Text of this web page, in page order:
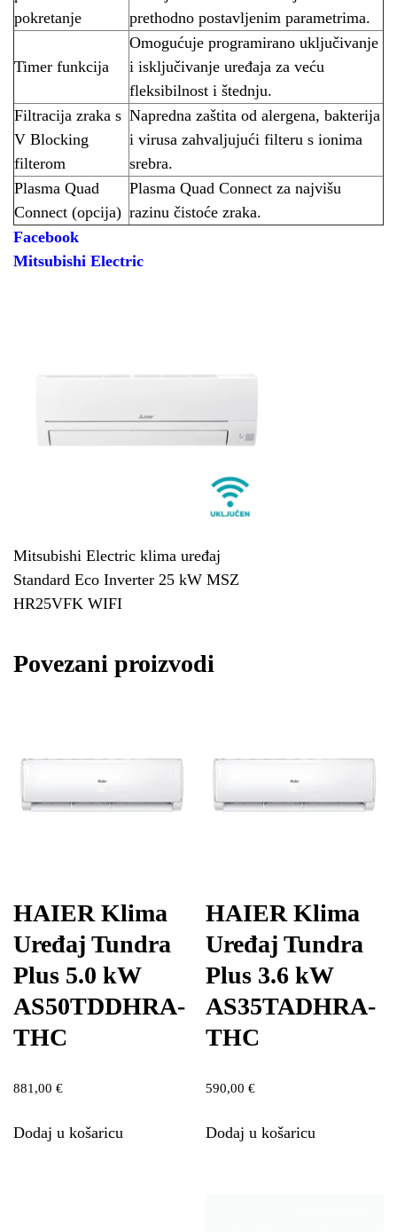
pokretanje
prethodno postavljenim parametrima.
Timer funkcija
Omogućuje programirano uključivanje
i isključivanje uređaja za veću
fleksibilnost i štednju.
Filtracija zraka s
V Blocking
filterom
Napredna zaštita od alergena, bakterija
i virusa zahvaljujući filteru s ionima
srebra.
Plasma Quad
Connect (opcija)
Plasma Quad Connect za najvišu
razinu čistoće zraka.
Facebook
Mitsubishi Electric
Mitsubishi Electric klima uređaj
Standard Eco Inverter 25 kW MSZ
HR25VFK WIFI
Povezani proizvodi
HAIER Klima
Uređaj Tundra
Plus 5.0 kW
AS50TDDHRA-
THC
881,00 €
Dodaj u košaricu
HAIER Klima
Uređaj Tundra
Plus 3.6 kW
AS35TADHRA-
THC
590,00€
Dodaj u košaricu